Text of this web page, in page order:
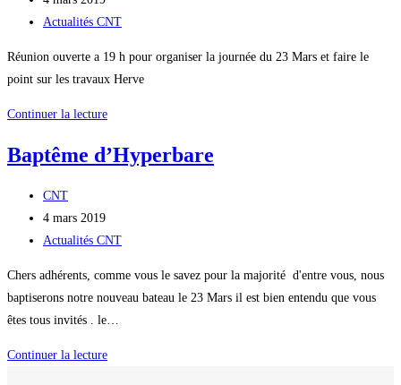
la
publiée :
Post
Actualités CNT
Réunion ouverte a 19 h pour organiser la journée du 23 Mars et faire le
point sur les travaux Herve
Continuer la lectureRéunion
soir
Baptême d’Hyperbare
Auteur/autrice
de
la
CNT
Publication
publiée :
4 mars 2019
Post
Actualités CNT
Chers adhérents, comme vous le savez pour la majorité d'entre vous, nous
baptiserons notre nouveau bateau le 23 Mars il est bien entendu que vous
êtes tous invités . le…
Continuer la lectureBaptême